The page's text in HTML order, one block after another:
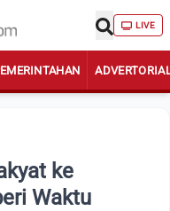
LIVE
ke
Waktu